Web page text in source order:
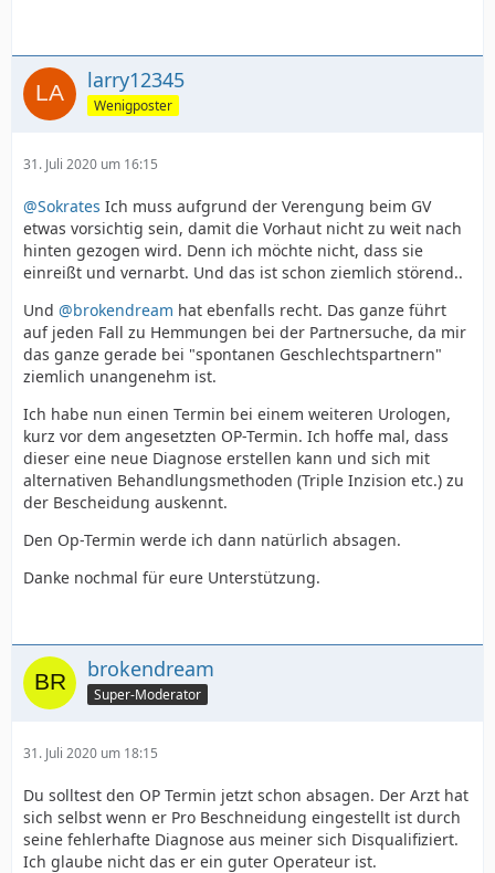
larry12345
Wenigposter
31. Juli 2020 um 16:15
@Sokrates Ich muss aufgrund der Verengung beim GV
etwas vorsichtig sein, damit die Vorhaut nicht zu weit nach
hinten gezogen wird. Denn ich möchte nicht, dass sie
einreißt und vernarbt. Und das ist schon ziemlich störend..
Und @brokendream hat ebenfalls recht. Das ganze führt
auf jeden Fall zu Hemmungen bei der Partnersuche, da mir
das ganze gerade bei "spontanen Geschlechtspartnern"
ziemlich unangenehm ist.
Ich habe nun einen Termin bei einem weiteren Urologen,
kurz vor dem angesetzten OP-Termin. Ich hoffe mal, dass
dieser eine neue Diagnose erstellen kann und sich mit
alternativen Behandlungsmethoden (Triple Inzision etc.) zu
der Bescheidung auskennt.
Den Op-Termin werde ich dann natürlich absagen.
Danke nochmal für eure Unterstützung.
brokendream
Super-Moderator
31. Juli 2020 um 18:15
Du solltest den OP Termin jetzt schon absagen. Der Arzt hat
sich selbst wenn er Pro Beschneidung eingestellt ist durch
seine fehlerhafte Diagnose aus meiner sich Disqualifiziert.
Ich glaube nicht das er ein guter Operateur ist.